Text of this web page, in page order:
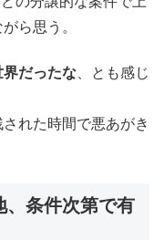
ら思う。
だったな 、とも感じ
れた時間で悪あがき
、条件次第で有